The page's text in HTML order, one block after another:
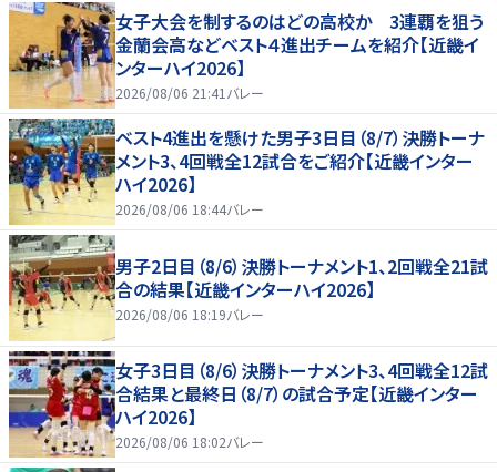
女子大会を制するのはどの高校か 3連覇を狙う
金蘭会高などベスト４進出チームを紹介【近畿イ
ンターハイ2026】
2026/08/06 21:41 バレー
ベスト4進出を懸けた男子3日目（8/7）決勝トーナ
メント3、4回戦全12試合をご紹介【近畿インター
ハイ2026】
2026/08/06 18:44バレー
男子2日目（8/6）決勝トーナメント1、2回戦全21試
合の結果【近畿インターハイ2026】
2026/08/06 18:19バレー
女子3日目（8/6）決勝トーナメント3、4回戦全12試
合結果と最終日（8/7）の試合予定【近畿インター
ハイ2026】
2026/08/06 18:02バレー